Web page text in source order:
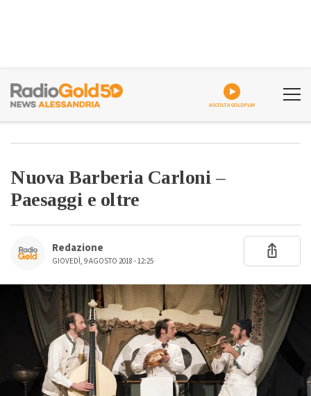
ASCOLTA GOLDPLAY
Nuova Barberia Carloni –
Paesaggi e oltre
Redazione
GIOVEDÌ, 9 AGOSTO 2018 - 12:25